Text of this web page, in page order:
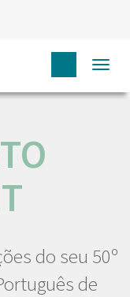
IPO PORTO
do seu 50º
de